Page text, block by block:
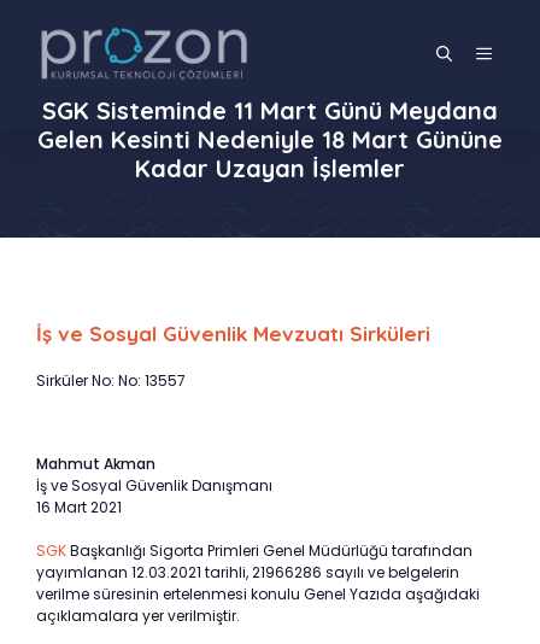
MENÜ
SGK Sisteminde 11 Mart Günü Meydana
Gelen Kesinti Nedeniyle 18 Mart Gününe
Kadar Uzayan İşlemler
İş ve Sosyal Güvenlik Mevzuatı Sirküleri
Sirküler No: No: 13557
Mahmut Akman
İş ve Sosyal Güvenlik Danışmanı
16 Mart 2021
SGKBaşkanlığı Sigorta Primleri Genel Müdürlüğü tarafından
yayımlanan 12.03.2021 tarihli, 21966286 sayılı ve belgelerin
verilme süresinin ertelenmesi konulu Genel Yazıda aşağıdaki
açıklamalara yer verilmiştir.